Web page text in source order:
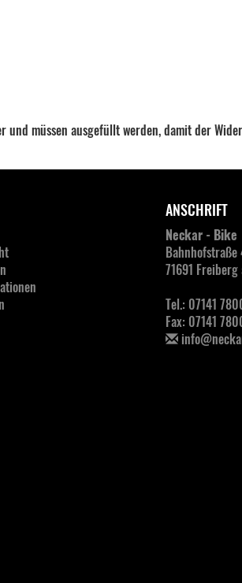
müssen ausgefüllt werden, damit der
ANSCHRIFT
Neckar - Bike
Bahnhofstraße
71691
Tel.: 07141
Fax: 07141